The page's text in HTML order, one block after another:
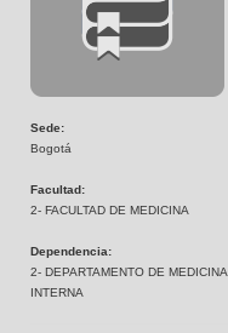
Sede:
Bogotá
Facultad:
2- FACULTAD DE MEDICINA
Dependencia:
2- DEPARTAMENTO DE MEDICINA
INTERNA